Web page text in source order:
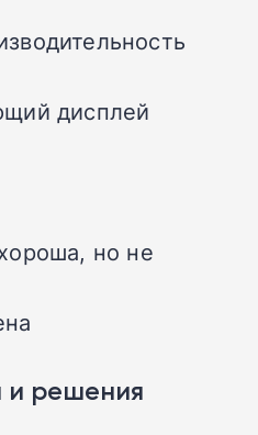
дисплей
но не
и решения